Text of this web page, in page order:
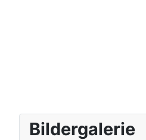
Bildergalerie